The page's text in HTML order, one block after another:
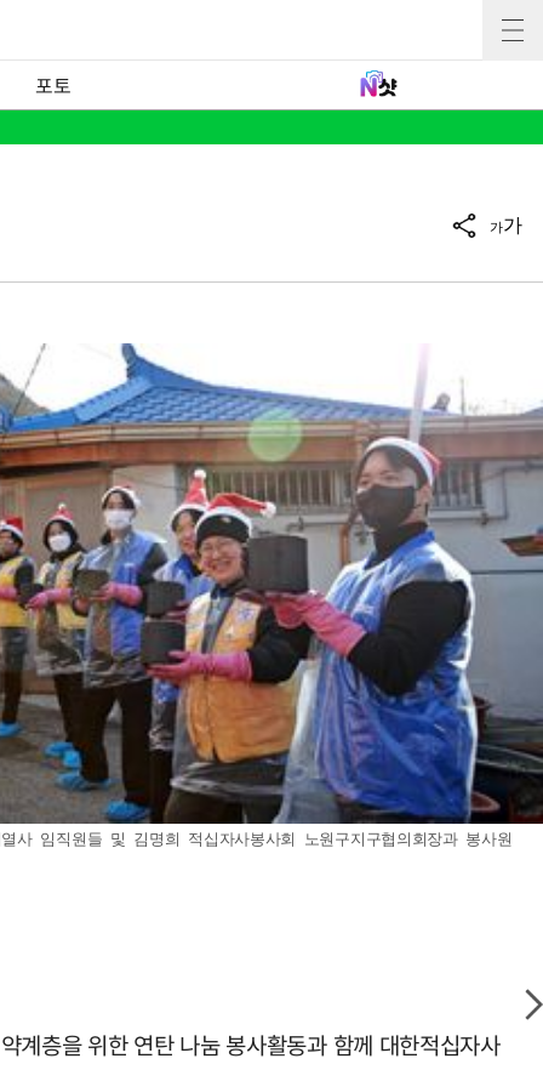
포토
가가
임직원들 및 김명희 적십자사봉사회 노원구지구협의회장과 봉사원
계층을 위한 연탄 나눔 봉사활동과 함께 대한적십자사